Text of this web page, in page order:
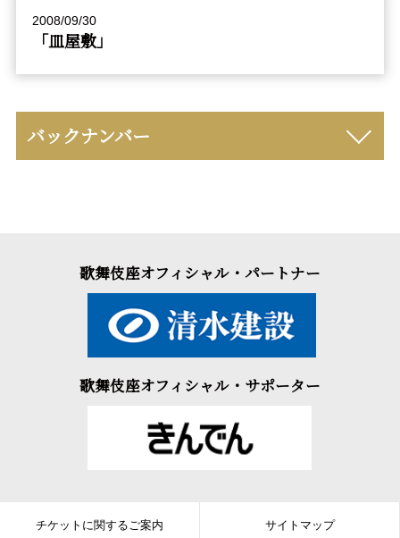
2008/09/30
「皿屋敷」
バックナンバー
歌舞伎座オフィシャル・パートナー
歌舞伎座オフィシャル・サポーター
チケットに関するご案内 サイトマップ